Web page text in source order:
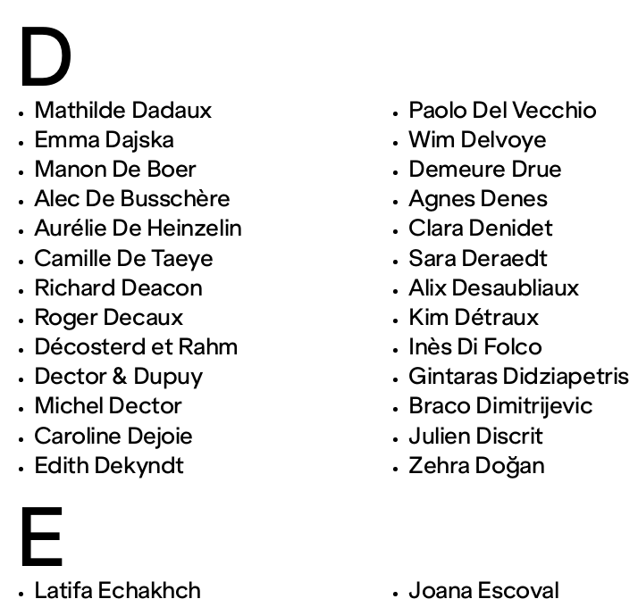
D
Mathilde Dadaux
Emma Dajska
Manon De Boer
Alec De Busschère
Aurélie De Heinzelin
Camille De Taeye
Richard Deacon
Roger Decaux
Décosterd et Rahm
Dector & Dupuy
Michel Dector
Caroline Dejoie
Edith Dekyndt
Paolo Del Vecchio
Wim Delvoye
Demeure Drue
Agnes Denes
Clara Denidet
Sara Deraedt
Alix Desaubliaux
Kim Détraux
Inès Di Folco
Gintaras Didziapetris
Braco Dimitrijevic
Julien Discrit
Zehra Doğan
E
Latifa Echakhch
Joana Escoval